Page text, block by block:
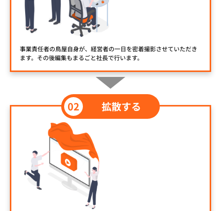
事業責任者の鳥屋自身が、経営者の一日を密着撮影させていただき
ます。その後編集もまるごと社長で行います。
拡散する